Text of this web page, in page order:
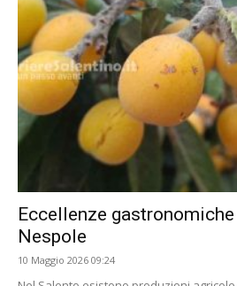
Eccellenze
Nespole
10 Maggio 2026 09:24